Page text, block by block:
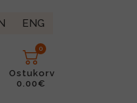
ENG
0
Ostukorv
0.00€